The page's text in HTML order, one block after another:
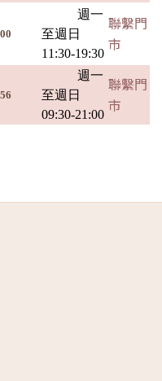
週一
至週日
11:30-19:30
聯繫門
市
週一
至週日
09:30-21:00
聯繫門
市